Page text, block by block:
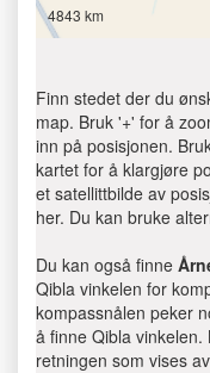
4843 km
Finn stedet der du
map. Bruk '+' for å
inn på posisjonen.
kartet for å klargjøre
et satellittbilde av
her. Du kan bruke
Du kan også finne
Qibla vinkelen for
kompassnålen peker
å finne Qibla
retningen som vises